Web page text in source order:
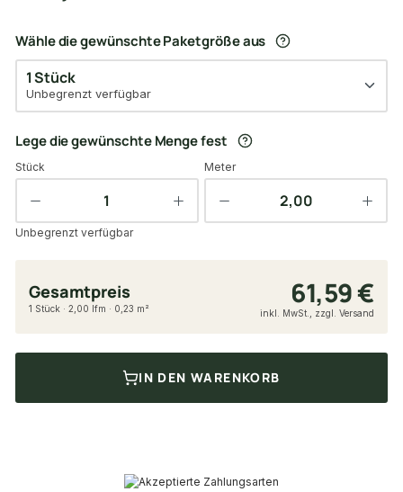
Wähle die gewünschte Paketgröße aus
1 Stück
Unbegrenzt verfügbar
Lege die gewünschte Menge fest
Stück Meter
Unbegrenzt verfügbar
Gesamtpreis 61,59 €
1 Stück · 2,00 lfm · 0,23 m² inkl. MwSt., zzgl. Versand
IN DEN WARENKORB